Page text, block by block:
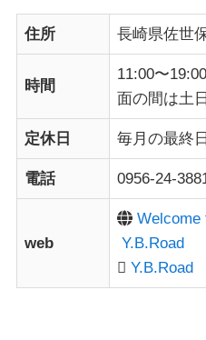
住所 長崎県佐世
時間
11:00〜
面の間は土
定休日 毎月の最終
電話 0956-24-
web
Welcome
Y.B.Road
Y.B.Road